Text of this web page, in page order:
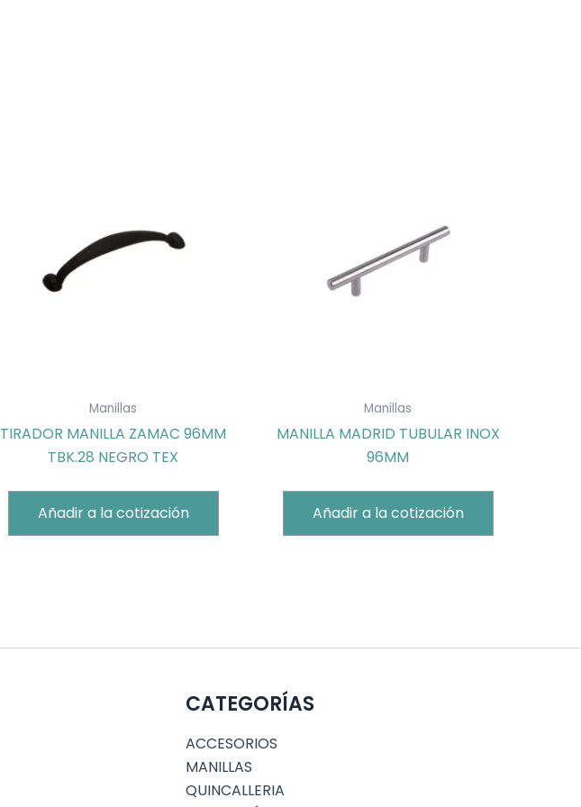
Manillas
TIRADOR MANILLA ZAMAC 96MM
TBK.28 NEGRO TEX
Añadir a la cotización
Manillas
MANILLA MADRID TUBULAR INOX
96MM
Añadir a la cotización
CATEGORÍAS
ACCESORIOS
MANILLAS
QUINCALLERIA